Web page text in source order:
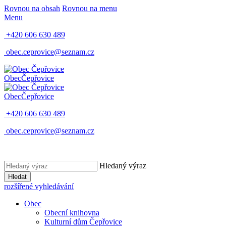
Rovnou na obsah Rovnou na menu
Menu
+420 606 630 489
obec.ceprovice@seznam.cz
ObecČepřovice
ObecČepřovice
+420 606 630 489
obec.ceprovice@seznam.cz
Hledaný výraz
Hledat
rozšířené vyhledávání
Obec
Obecní knihovna
Kulturní dům Čepřovice